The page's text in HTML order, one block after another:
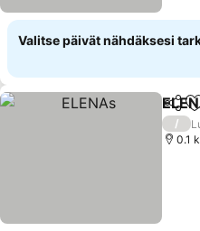
Valitse päivät nähdäksesi
Jaa
/
0.1